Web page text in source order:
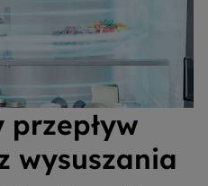
przepływ
wysuszania